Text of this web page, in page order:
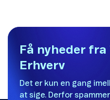
Få nyheder fra
Erhverv
Det er kun en gang
at sige. Derfor